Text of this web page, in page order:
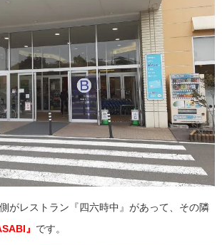
がレストラン『四六時中』があって、その隣
』 です。